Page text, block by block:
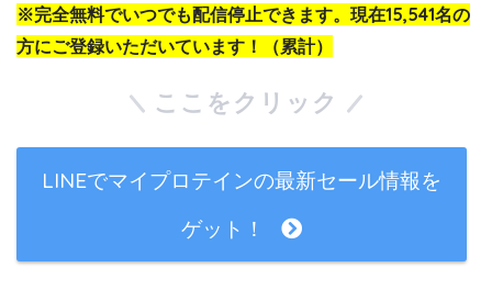
※完全無料でいつでも配信停止できます。現在15,541名の
方にご登録いただいています！（累計）
ここをクリック
LINEでマイプロテインの最新セール情報を
ゲット！